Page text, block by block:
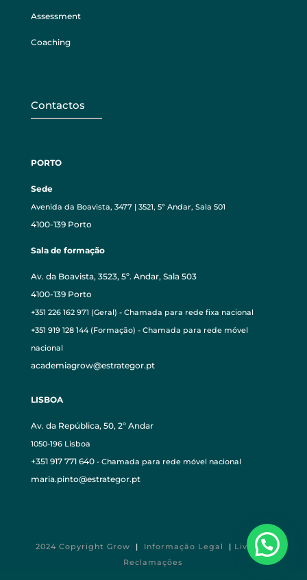
Assessment
Coaching
Contactos
PORTO
Sede
Avenida da Boavista, 3477 | 3521, 5º Andar, Sala 501
4100-139 Porto
Sala de formação
Av. da Boavista, 3523, 5º. Andar, Sala 503
4100-139 Porto
+351 226 162 971 (Geral) - Chamada para rede fixa nacional
+351 919 128 144 (Formação) - Chamada para rede móvel
nacional
academiagrow@estrategor.pt
LISBOA
Av. da República, 50, 2º Andar
1050-196 Lisboa
+351 917 771 640- Chamada para rede móvel nacional
maria.pinto@estrategor.pt
2024 Copyright Grow | Informação Legal | Livro de
Reclamações